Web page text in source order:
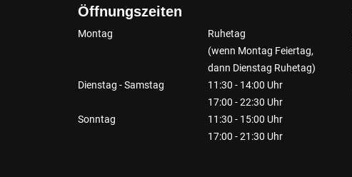
Öffnungszeiten
Montag
Ruhetag
(wenn Montag Feiertag,
dann Dienstag Ruhetag)
Dienstag - Samstag
11:30 - 14:00 Uhr
17:00 - 22:30 Uhr
Sonntag
11:30 - 15:00 Uhr
17:00 - 21:30 Uhr